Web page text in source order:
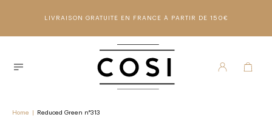
LIVRAISON GRATUITE EN FRANCE À PARTIR DE 150€
Home Reduced Green n°313